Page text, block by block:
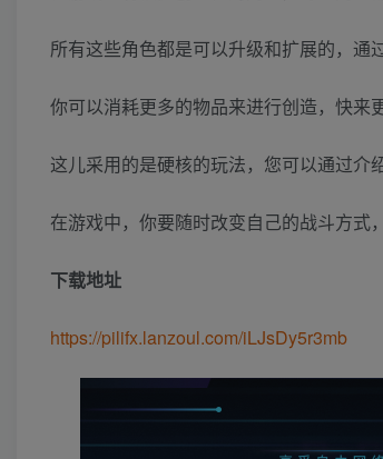
所有这些角色都是可以升级和扩展的，通
你可以消耗更多的物品来进行创造，快来
这儿采用的是硬核的玩法，您可以通过介
在游戏中，你要随时改变自己的战斗方式
下载地址
https://pilifx.lanzoul.com/iLJsDy5r3mb